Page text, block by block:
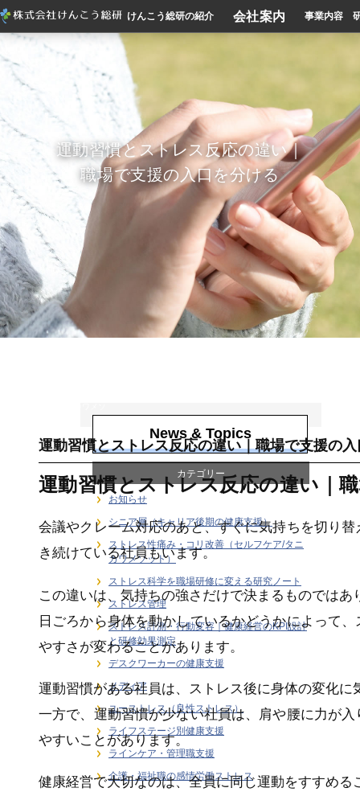
けんこう総研の紹介 会社案内 事業内容
運動習慣とストレス反応の違い｜
職場で支援の入口を分ける
運動習慣とストレス反応の違い｜職場で支援の
運動習慣とストレス反応の違い｜
会議やクレーム対応のあと、すぐに気持ちを切り
き続けている社員もいます。
この違いは、気持ちの強さだけで決まるものではあ
日ごろから身体を動かしているかどうかによって
やすさが変わることがあります。
運動習慣がある社員は、ストレス後に身体の変化
一方で、運動習慣が少ない社員は、肩や腰に力が
やすいことがあります。
健康経営で大切なのは、全員に同じ運動をすすめる
News & Topics
カテゴリー
お知らせ
シニア層（キャリア後期の健康支援）
ストレス性痛み・コリ改善（セルフケア/タニ
カワメソッド）
ストレス科学を職場研修に変える研究ノート
ストレス管理
ストレス計測・行動変容｜健康経営のKPI設計
と研修効果測定
デスクワーカーの健康支援
メディア
ユーストレス（良性ストレス）
ライフステージ別健康支援
ラインケア・管理職支援
介護・福祉職の感情労働ストレス